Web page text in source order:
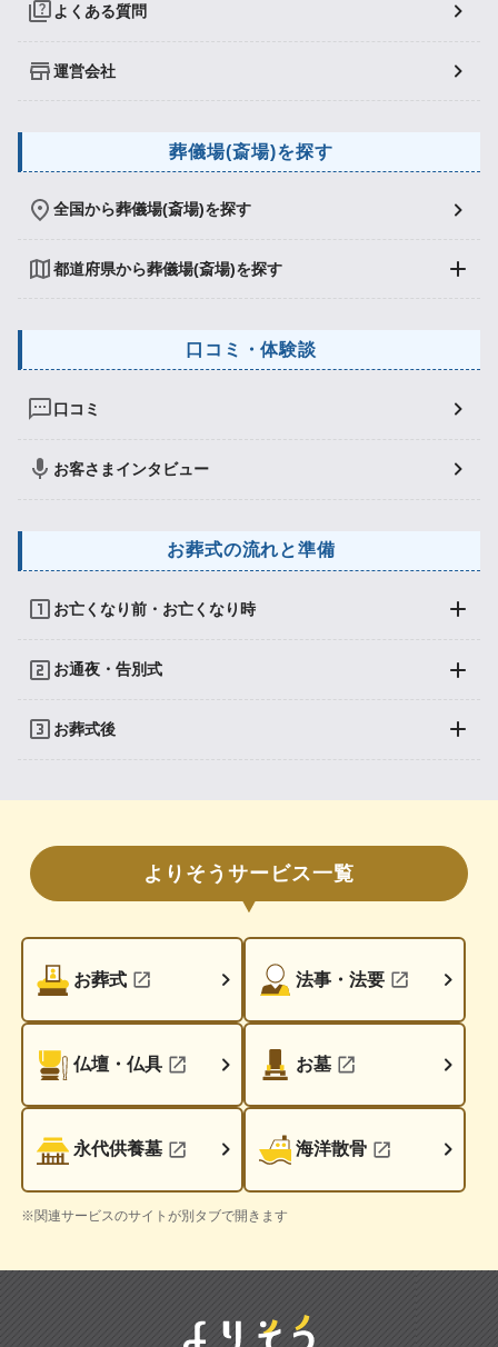
よくある質問
運営会社
葬儀場(斎場)を探す
全国から葬儀場(斎場)を探す
都道府県から葬儀場(斎場)を探す
口コミ・体験談
口コミ
お客さまインタビュー
お葬式の流れと準備
お亡くなり前・お亡くなり時
お通夜・告別式
お葬式後
よりそうサービス一覧
お葬式 法事・法要
仏壇・仏具 お墓
永代供養墓 海洋散骨
※関連サービスのサイトが別タブで開きます